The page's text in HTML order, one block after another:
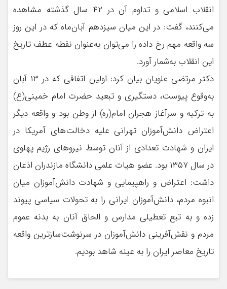
انقلاب اسلامی و تداوم آن در ۴۲ سال گذشته مشاهده
می‌کنند، گفت: در این میان سیزدهم آبان‌ماه که در این روز
سه واقعه مهم رخ داده را می‌توان به‌عنوان نقطه عطف تاریخ
این انقلاب به‌شمار آورد.
دکتر مرتضی علویان بیان کرد: اولین اتفاقی که در ۱۳ آبان
به‌وقوع پیوست، دستگیری و تبعید حضرت امام خمینی(ع)
به ترکیه و سرآغاز هجران امام(ره) از وطن بود و واقعه دیگر
اعتراض دانش‌آموزان تهرانی علیه دخالت‌های آمریکا در
ایران و شهادت تعدادی از آنان توسط نیروهای رژیم پهلوی
در سال ۱۳۵۷ بود. عضو هیات علمی دانشگاه مازندران اذعان
داشت: اعتراض و راهپیمایی و شهادت دانش‌آموزان میان
انبوه مردم، دانش‌آموزان ایرانی را به تحولات سیاسی پیوند
زده و به تبع تعطیلی مدارس و الحاق آنان به بدنه عموم
مردم و نقش‌آفرینی دانش‌آموزان در سرنوشت‌سازترین واقعه
تاریخ معاصر ایران را به عینه شاهد بودیم.